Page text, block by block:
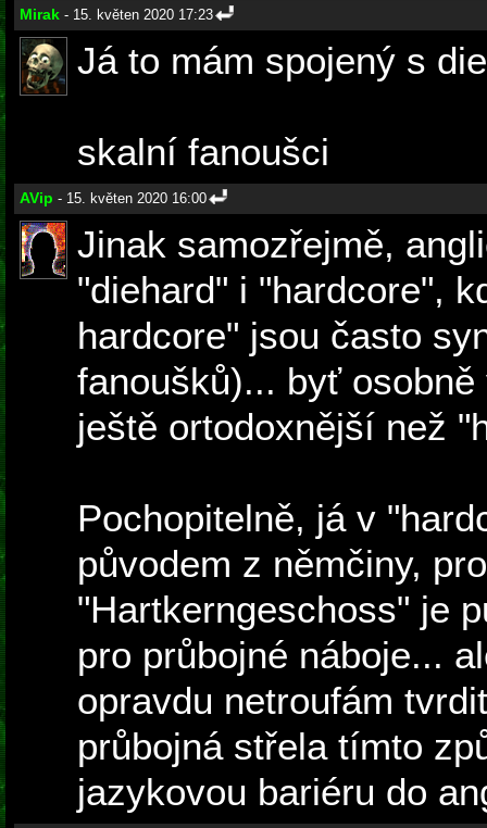
Mirak - 15. květen 2020 17:23
Já to mám spojený s
skalní fanoušci
AVip - 15. květen 2020 16:00
Jinak samozřejmě,
"diehard" i "hardcore",
hardcore" jsou často
fanoušků)... byť
ještě ortodoxnější než
Pochopitelně, já v
původem z němčiny,
"Hartkerngeschoss" je
pro průbojné náboje...
opravdu netroufám
průbojná střela tímto
jazykovou bariéru do